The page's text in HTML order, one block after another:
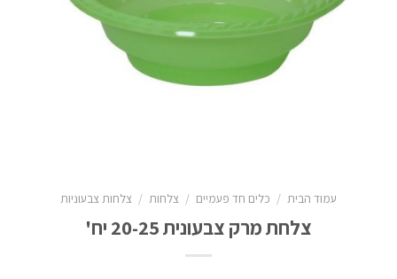
עמוד הבית / כלים חד פעמיים / צלחות / צלחות צבעוניות
צלחת מרק צבעונית 20-25 יח'